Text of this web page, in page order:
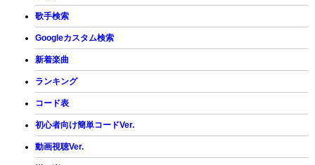
歌手検索
Googleカスタム検索
新着楽曲
ランキング
コード表
初心者向け簡単コードVer.
動画視聴Ver.